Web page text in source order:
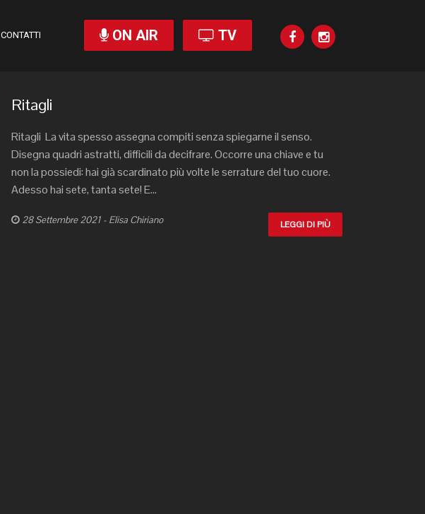
CONTATTI ON AIR TV
Ritagli
Ritagli La vita spesso assegna compiti senza spiegarne il senso.
Disegna quadri astratti, difficili da decifrare. Occorre una chiave e tu
non la possiedi: hai già scardinato più volte le serrature del tuo cuore.
Adesso hai sete, tanta sete! E...
28 Settembre 2021 - Elisa Chiriano LEGGI DI PIÙ